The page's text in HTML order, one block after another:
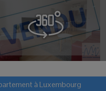
àLuxembourg